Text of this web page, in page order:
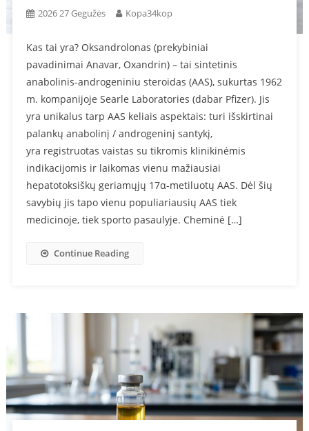
2026 27 Gegužės Kopa34kop
Kas tai yra? Oksandrolonas (prekybiniai
pavadinimai Anavar, Oxandrin) – tai sintetinis
anabolinis-androgeniniu steroidas (AAS), sukurtas 1962
m. kompanijoje Searle Laboratories (dabar Pfizer). Jis
yra unikalus tarp AAS keliais aspektais: turi išskirtinai
palankų anabolinį / androgeninį santykį,
yra registruotas vaistas su tikromis klinikinėmis
indikacijomis ir laikomas vienu mažiausiai
hepatotoksiškų geriamųjų 17α-metiluotų AAS. Dėl šių
savybių jis tapo vienu populiariausių AAS tiek
medicinoje, tiek sporto pasaulyje. Cheminė […]
Continue Reading